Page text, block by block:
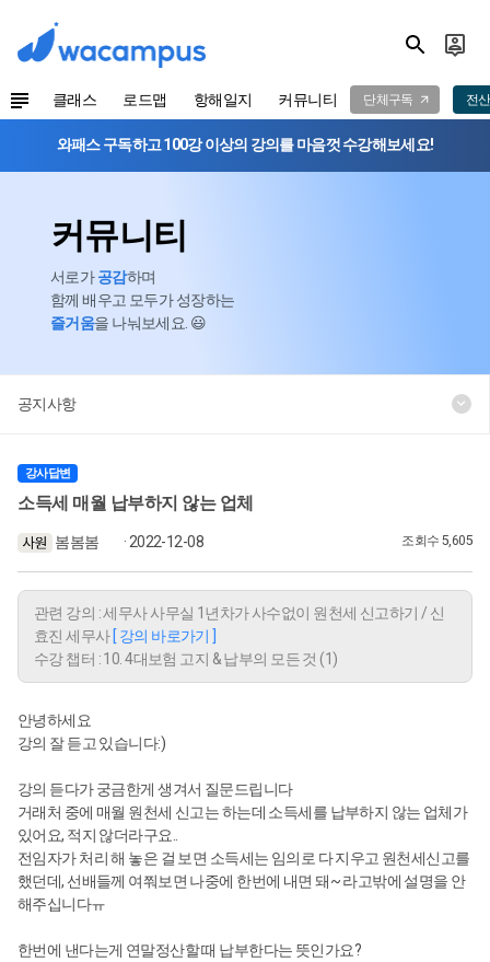
클래스 로드맵 항해일지 커뮤니티 단체구독 전
와패스 구독하고 100강 이상의 강의를 마음껏 수강해보세요!
커뮤니티
서로가공감하며
함께 배우고 모두가 성장하는
즐거움을 나눠보세요. 😃
공지사항
강사답변
소득세 매월 납부하지 않는 업체
봄봄봄 · 2022-12-08 조회수 5,605
관련 강의 : 세무사 사무실 1년차가 사수없이 원천세 신고하기 / 신
효진 세무사 [ 강의 바로가기 ]
수강 챕터 : 10. 4대보험 고지 & 납부의 모든 것 (1)
안녕하세요
강의 잘 듣고 있습니다:)
강의 듣다가 궁금한게 생겨서 질문드립니다
거래처 중에 매월 원천세 신고는 하는데 소득세를 납부하지 않는 업체가
있어요, 적지 않더라구요..
전임자가 처리 해 놓은 걸 보면 소득세는 임의로 다 지우고 원천세신고를
했던데, 선배들께 여쭤보면 나중에 한번에 내면 돼~ 라고밖에 설명을 안
해주십니다ㅠ
한번에 낸다는게 연말정산할 때 납부한다는 뜻인가요?